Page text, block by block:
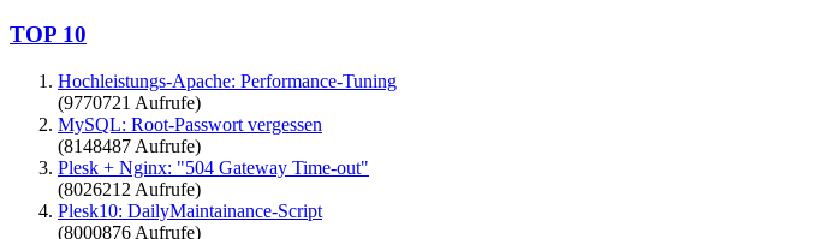
TOP 10
Hochleistungs-Apache: Performance-Tuning
(9770721 Aufrufe)
MySQL: Root-Passwort vergessen
(8148487 Aufrufe)
Plesk + Nginx: "504 Gateway Time-out"
(8026212 Aufrufe)
Plesk10: DailyMaintainance-Script
(8000876 Aufrufe)